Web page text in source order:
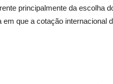
principalmente da escolha
em que a cotação internacional